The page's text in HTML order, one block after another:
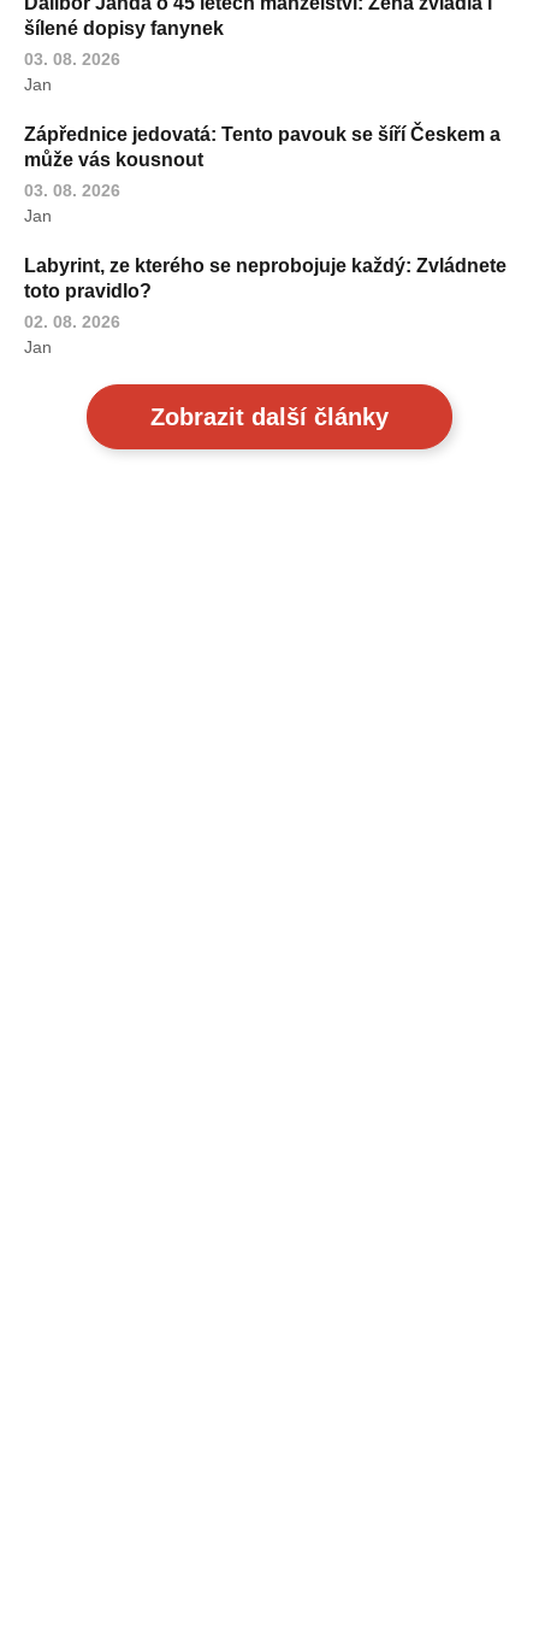
šílené dopisy fanynek
03. 08. 2026
Jan
Zápřednice jedovatá: Tento pavouk se šíří Českem a
může vás kousnout
03. 08. 2026
Jan
Labyrint, ze kterého se neprobojuje každý: Zvládnete
toto pravidlo?
02. 08. 2026
Jan
Zobrazit další články